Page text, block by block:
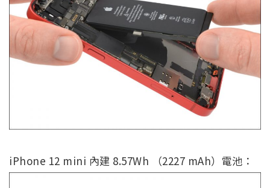
iPhone 12 mini 內建 8.57Wh （2227 mAh）電池：